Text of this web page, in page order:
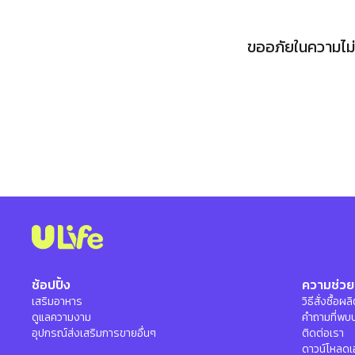
ขออภัยในความ
ช้อปปิ้ง
เสริมอาหาร
ดูแลความงาม
อุปกรณ์ส่งเสริมการขายอื่นๆ
ความช่ว
วิธีสั่งซื้อผ
คำถามที่พบ
ติดต่อเรา
ดาวน์โหลด